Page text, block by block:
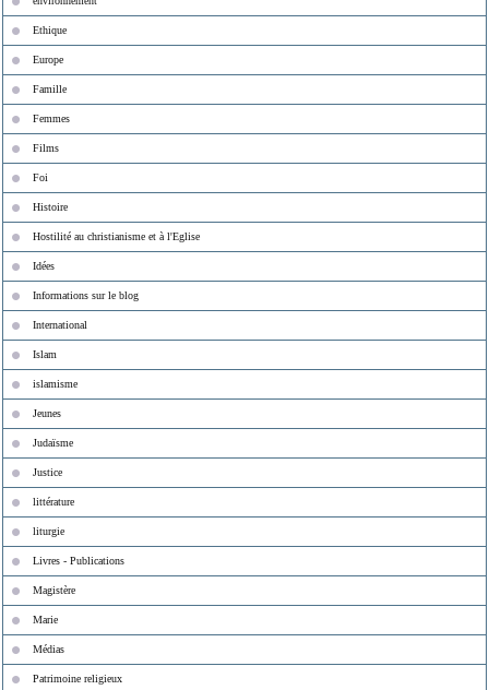
Ethique
Europe
Famille
Femmes
Films
Foi
Histoire
Hostilité au christianisme et à l'Eglise
Idées
Informations sur le blog
International
Islam
islamisme
Jeunes
Judaïsme
Justice
littérature
liturgie
Livres - Publications
Magistère
Marie
Médias
Patrimoine religieux